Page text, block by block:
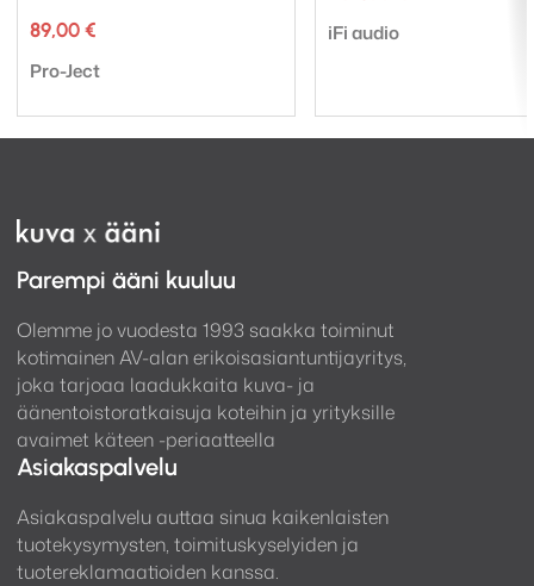
89,00 €
Tuotemerkki:
Pro-Ject
Tuotemerkki:
iFi audio
Parempi ääni kuuluu
Olemme jo vuodesta 1993 saakka toiminut
kotimainen AV-alan erikoisasiantuntijayritys,
joka tarjoaa laadukkaita kuva- ja
äänentoistoratkaisuja koteihin ja yrityksille
avaimet käteen -periaatteella
Asiakaspalvelu
Asiakaspalvelu auttaa sinua kaikenlaisten
tuotekysymysten, toimituskyselyiden ja
tuotereklamaatioiden kanssa.